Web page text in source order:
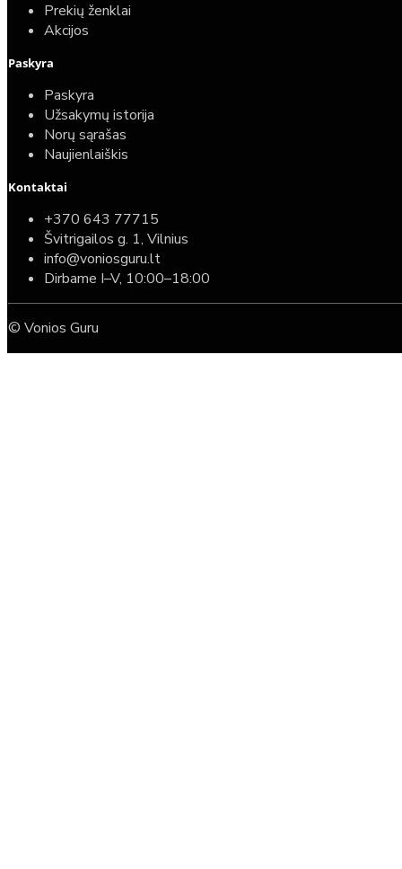
Prekių ženklai
Akcijos
Paskyra
Paskyra
Užsakymų istorija
Norų sąrašas
Naujienlaiškis
Kontaktai
+370 643 77715
Švitrigailos g. 1, Vilnius
info@voniosguru.lt
Dirbame I–V, 10:00–18:00
© Vonios Guru